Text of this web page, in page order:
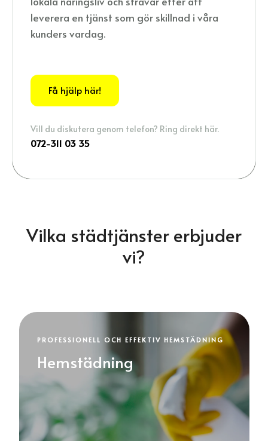
leverera en tjänst som gör skillnad i våra
kunders vardag.
Få hjälp här!
Vill du diskutera genom telefon? Ring direkt här.
072-311 03 35
Vilka städtjänster erbjuder
vi?
PROFESSIONELL OCH EFFEKTIV HEMSTÄDNING
Hemstädning